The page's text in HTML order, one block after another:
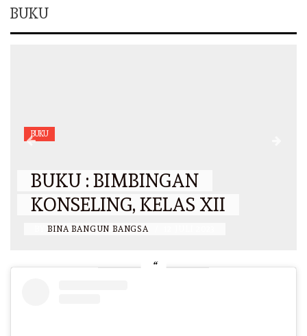
BUKU
BUKU
BUKU : BIMBINGAN
KONSELING, KELAS XII
BINA BANGUN BANGSA